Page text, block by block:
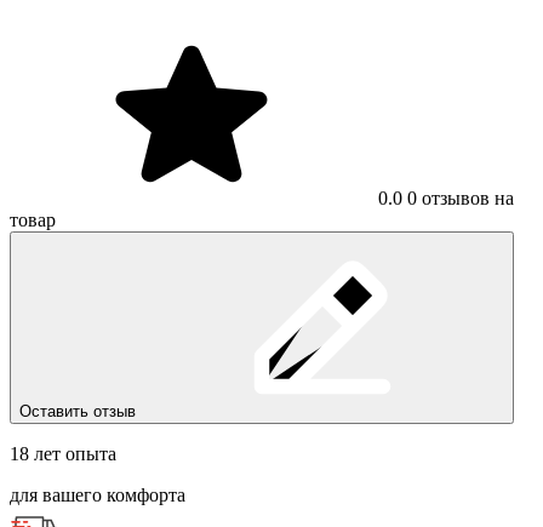
0.0 0 отзывов на
товар
Оставить отзыв
18 лет опыта
для вашего комфорта